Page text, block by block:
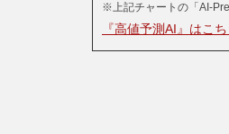
※上記チャートの「AI-
『高値予測AI』はこ